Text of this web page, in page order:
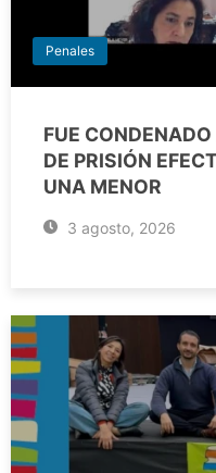
Penales
FUE
DE PRISIÓN
UNA MENOR
3 agosto, 2026